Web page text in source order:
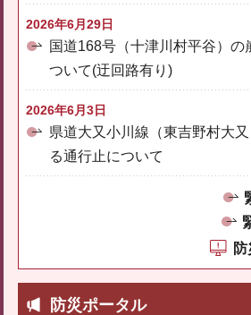
2026年6月29日
国道168号（十津川村平谷）の
ついて(迂回路有り)
2026年6月3日
県道大又小川線（東吉野村大
る通行止について
防災ポータル